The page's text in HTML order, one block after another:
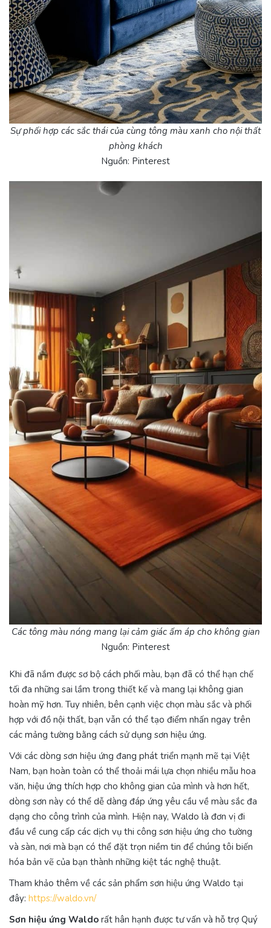
Sự phối hợp các sắc thái của cùng tông màu xanh cho nội thất
phòng khách
Nguồn: Pinterest
Các tông màu nóng mang lại cảm giác ấm áp cho không gian
Nguồn: Pinterest
Khi đã nắm được sơ bộ cách phối màu, bạn đã có thể hạn chế
tối đa những sai lầm trong thiết kế và mang lại không gian
hoàn mỹ hơn. Tuy nhiên, bên cạnh việc chọn màu sắc và phối
hợp với đồ nội thất, bạn vẫn có thể tạo điểm nhấn ngay trên
các mảng tường bằng cách sử dụng sơn hiệu ứng.
Với các dòng sơn hiệu ứng đang phát triển mạnh mẽ tại Việt
Nam, bạn hoàn toàn có thể thoải mái lựa chọn nhiều mẫu hoa
văn, hiệu ứng thích hợp cho không gian của mình và hơn hết,
dòng sơn này có thể dễ dàng đáp ứng yêu cầu về màu sắc đa
dạng cho công trình của mình. Hiện nay, Waldo là đơn vị đi
đầu về cung cấp các dịch vụ thi công sơn hiệu ứng cho tường
và sàn, nơi mà bạn có thể đặt trọn niềm tin để chúng tôi biến
hóa bản vẽ của bạn thành những kiệt tác nghệ thuật.
Tham khảo thêm về các sản phẩm sơn hiệu ứng Waldo tại
đây: https://waldo.vn/
Sơn hiệu ứng Waldo rất hân hạnh được tư vấn và hỗ trợ Quý